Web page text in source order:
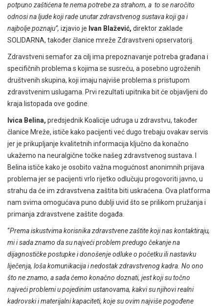
potpuno zaštićena te nema potrebe za strahom, a to se naročito
odnosi na ljude koji rade unutar zdravstvenog sustava koji ga i
najbolje poznaju”, izjavio je Ivan Blažević, direktor zaklade
SOLIDARNA, također članice mreže Zdravstveni opservatorij.
Zdravstveni semafor za cilj ima prepoznavanje potreba građana i
specifičnih problema s kojima se susreću, a posebno ugroženih
društvenih skupina, koji imaju najviše problema s pristupom
zdravstvenim uslugama. Prvi rezultati upitnika bit će objavljeni do
kraja listopada ove godine.
Ivica Belina, predsjednik Koalicije udruga u zdravstvu, također
članice Mreže, ističe kako pacijenti već dugo trebaju ovakav servis
jer je prikupljanje kvalitetnih informacija ključno da konačno
ukažemo na neuralgične točke našeg zdravstvenog sustava.
Belina ističe kako je osobito važna mogućnost anonimnih prijava
problema jer se pacijenti vrlo rijetko odlučuju progovoriti javno, u
strahu da će im zdravstvena zaštita biti uskraćena. Ova platforma
nam svima omogućava puno dublji uvid što se prilikom pružanja i
primanja zdravstvene zaštite događa.
“Prema iskustvima korisnika zdravstvene zaštite koji nas kontaktiraju,
mi i sada znamo da su najveći problem predugo čekanje na
dijagnostičke postupke i donošenje odluke o početku ili nastavku
liječenja, loša komunikacija i nedostak zdravstvenog kadra. No ono
što ne znamo, a sada ćemo konačno doznati, jest koji su točno
najveći problemi u pojedinim ustanovama, kakvi su njihovi realni
kadrovski i materijalni kapaciteti, koje su ovim najviše pogođene